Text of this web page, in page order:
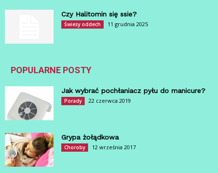
Czy Halitomin się ssie?
Świeży oddech 11 grudnia 2025
POPULARNE POSTY
Jak wybrać pochłaniacz pyłu do manicure?
Porady 22 czerwca 2019
Grypa żołądkowa
Choroby 12 września 2017